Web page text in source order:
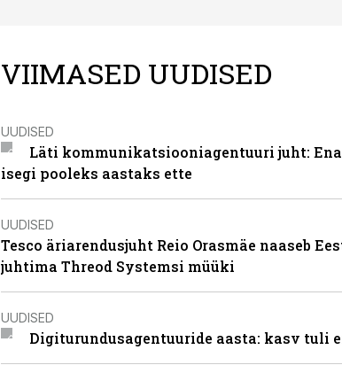
VIIMASED UUDISED
UUDISED
Läti kommunikatsiooniagentuuri juht:
isegi pooleks aastaks ette
UUDISED
Tesco äriarendusjuht Reio Orasmäe naaseb
juhtima Threod Systemsi müüki
UUDISED
Digiturundusagentuuride aasta: kasv tuli